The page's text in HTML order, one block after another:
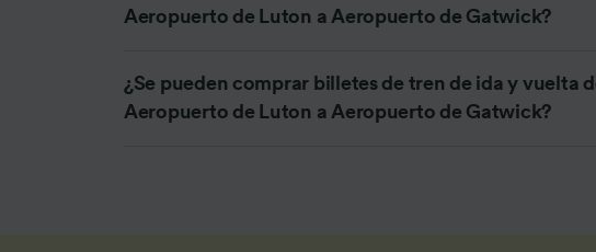
Aeropuerto de Luton a Aeropuerto de Gatwick?
¿Se pueden comprar billetes de tren de ida y vuelta
Aeropuerto de Luton a Aeropuerto de Gatwick?